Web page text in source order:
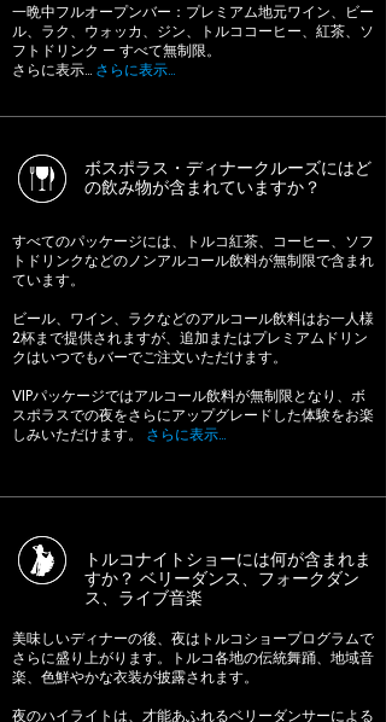
一晩中フルオープンバー：プレミアム地元ワイン、ビー
ル、ラク、ウォッカ、ジン、トルココーヒー、紅茶、ソ
フトドリンク — すべて無制限。
さらに表示… さらに表示…
ボスポラス・ディナークルーズにはど
の飲み物が含まれていますか？
すべてのパッケージには、トルコ紅茶、コーヒー、ソフ
トドリンクなどのノンアルコール飲料が無制限で含まれ
ています。
ビール、ワイン、ラクなどのアルコール飲料はお一人様
2杯まで提供されますが、追加またはプレミアムドリン
クはいつでもバーでご注文いただけます。
VIPパッケージではアルコール飲料が無制限となり、ボ
スポラスでの夜をさらにアップグレードした体験をお楽
しみいただけます。 さらに表示…
トルコナイトショーには何が含まれま
すか？ ベリーダンス、フォークダン
ス、ライブ音楽
美味しいディナーの後、夜はトルコショープログラムで
さらに盛り上がります。トルコ各地の伝統舞踊、地域音
楽、色鮮やかな衣装が披露されます。
夜のハイライトは、才能あふれるベリーダンサーによる